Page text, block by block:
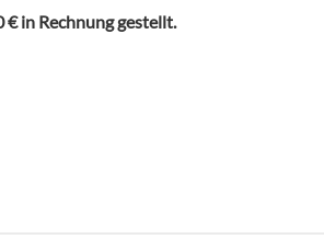
in Rechnung gestellt.